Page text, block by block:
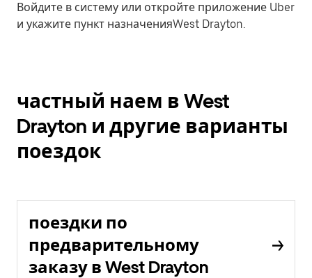
Войдите в систему или откройте приложение Uber
и укажите пункт назначенияWest Drayton.
частный наем в West
Drayton и другие варианты
поездок
поездки по
предварительному
заказу в West Drayton